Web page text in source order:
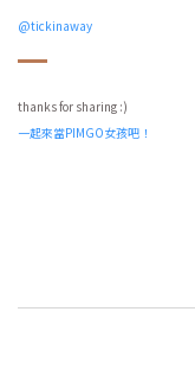
@tickinaway
thanks for sharing :)
一起來當PIMGO女孩吧！